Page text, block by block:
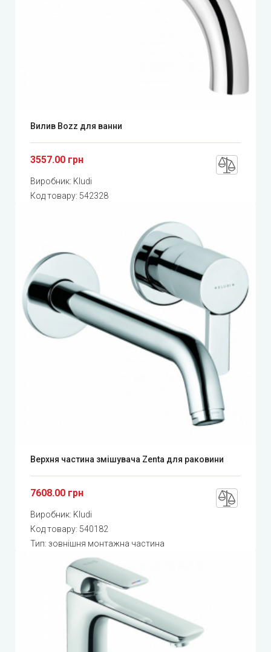
Вилив Bozz для ванни
3557.00 грн
Виробник: Kludi
Код товару: 542328
Верхня частина змішувача Zenta для раковини
7608.00 грн
Виробник: Kludi
Код товару: 540182
Тип: зовнішня монтажна частина